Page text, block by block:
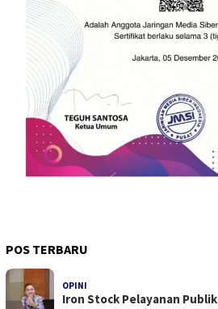
POS TERBARU
OPINI
Iron Stock Pelayanan Publik